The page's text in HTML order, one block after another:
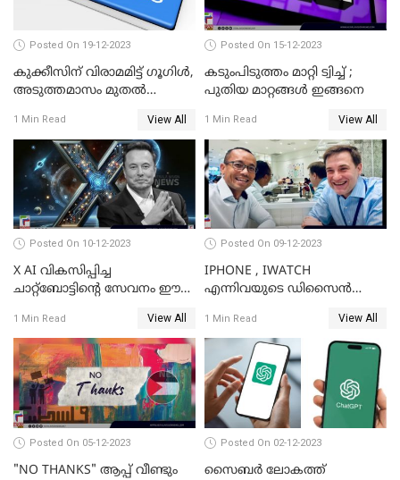
Posted On 19-12-2023
കുക്കീസിന് വിരാമമിട്ട് ഗൂഗിള്‍,
അടുത്തമാസം മുതല്‍
വിലക്കേര്‍പ്പെടുത്തുമെന്ന്
സൂചന
1 Min Read View All
Posted On 15-12-2023
കടുംപിടുത്തം മാറ്റി ട്വിച്ച് ;
പുതിയ മാറ്റങ്ങൾ ഇങ്ങനെ
1 Min Read View All
Posted On 10-12-2023
X AI വികസിപ്പിച്ച
ചാറ്റ്‌ബോട്ടിന്റെ സേവനം ഈ
ലഭിക്കും; ഇലോണ്‍ മസ്‌ക്
1 Min Read View All
Posted On 09-12-2023
IPHONE , IWATCH
എന്നിവയുടെ ഡിസൈന്‍
ടാന്‍ കമ്പനി
വിടാനൊരുങ്ങുന്നു
1 Min Read View All
Posted On 05-12-2023
"NO THANKS" ആപ്പ് വീണ്ടും
Posted On 02-12-2023
സൈബര്‍ ലോകത്ത്